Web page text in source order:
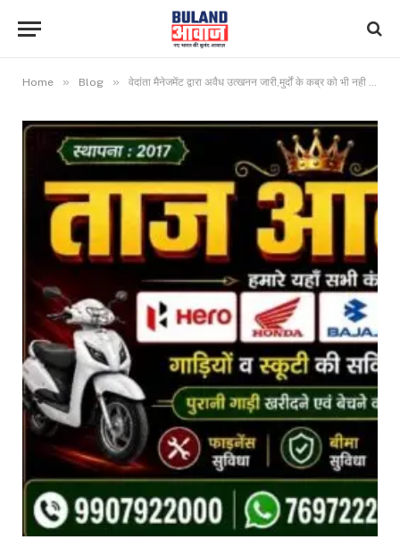
Home » Blog » वेदांता मैनेजमेंट द्वारा अवैध उत्खनन जारी,मुर्दों के कब्र को भी नही बक्स रहे,खुलेआम ओवरलोड मिट्टी का परिवहन।